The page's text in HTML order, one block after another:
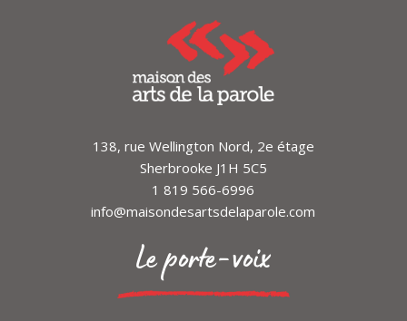
culture Mercier et la complicité de la Ville
de Saint-Jean-sur-Richelieu.
Ce spectacle est présenté en partenariat
êtes invité.es à acheter vos places sur le
site web du partenaire, en suivant
138, rue Wellington Nord, 2e étage
Sherbrooke J1H 5C5
1 819 566-6996
info@maisondesartsdelaparole.com
Le porte-voix